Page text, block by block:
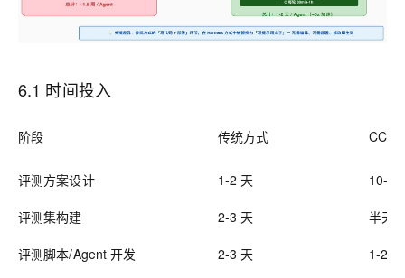
6.1 时间投入
阶段 传统方式 CC
评测方案设计 1-2 天 10-
评测集构建 2-3 天 半天
评测脚本/Agent 开发 2-3 天 1-2